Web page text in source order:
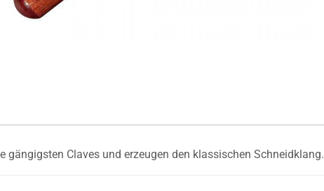
gängigsten Claves und erzeugen den klassischen Schneidklang.